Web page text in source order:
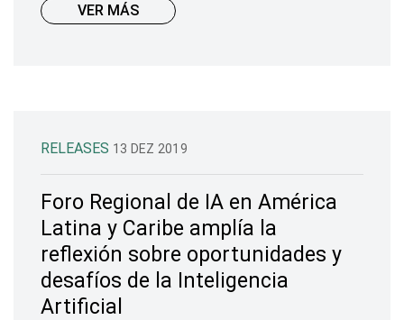
VER MÁS
RELEASES 13 DEZ 2019
Foro Regional de IA en América
Latina y Caribe amplía la
reflexión sobre oportunidades y
desafíos de la Inteligencia
Artificial